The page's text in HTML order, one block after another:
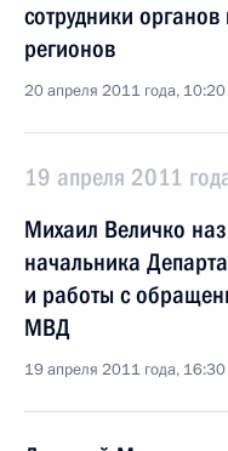
сотрудники органов
регионов
20 апреля 2011 года, 10:20
19 апреля 2011
Михаил Величко
начальника
и работы с
МВД
19 апреля 2011 года, 16:30